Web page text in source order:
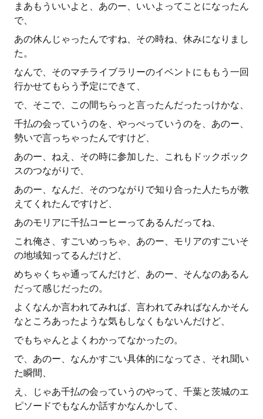
まあもういいよと、あのー、いいよってことになったん
で、
あの休んじゃったんですね、その時ね、休みになりまし
た。
なんで、そのマチライブラリーのイベントにももう一回
行かせてもらう予定にできて、
で、そこで、この間ちらっと言ったんだったっけかな、
千払の会っていうのを、やっぺっていうのを、あのー、
勢いで言っちゃったんですけど、
あのー、ねえ、その時に参加した、これもドックボック
スのつながりで、
あのー、なんだ、そのつながりで知り合った人たちが教
えてくれたんですけど、
あのモリアに千払コーヒーってあるんだってね、
これ俺さ、すごいめっちゃ、あのー、モリアのすごいそ
の地域知ってるんだけど、
めちゃくちゃ通ってんだけど、あのー、そんなのあるん
だって感じだったの。
よくなんか言われてみれば、言われてみればなんかそん
なところあったような気もしなくもないんだけど、
でもちゃんとよくわかってなかったの。
で、あのー、なんかすごい具体的になってさ、それ聞い
た瞬間、
え、じゃあ千払の会っていうのやって、千葉と茨城のエ
ピソードでもなんか話すかなんかして、